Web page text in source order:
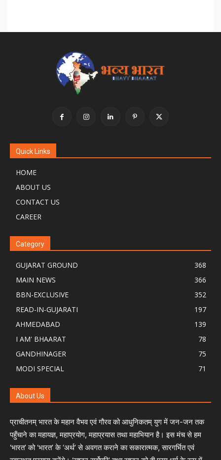
Quick Links
HOME
ABOUT US
CONTACT US
CAREER
Category
GUJARAT GROUND
368
MAIN NEWS
366
BBN-EXCLUSIVE
352
READ-IN-GUJARATI
197
AHMEDABAD
139
I AM' BHAARAT
78
GANDHINAGER
75
MODI SPECIAL
71
About Us
प्राचीतनम् भारत के महान वैभव एवं गौरव को आधुनिकतम् युग में जन-जन तक
पहुँचाने का महायज्ञ, महाप्रयोग, महाप्रयास तथा महाभियान है। इस मंच से हम
‘भारत’ को ‘भारत’ के ‘अर्थ’ से अवगत कराने का सकारात्मक, सारगर्भित एवं